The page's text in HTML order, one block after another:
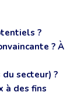
?
? À
secteur) ?
à des fins